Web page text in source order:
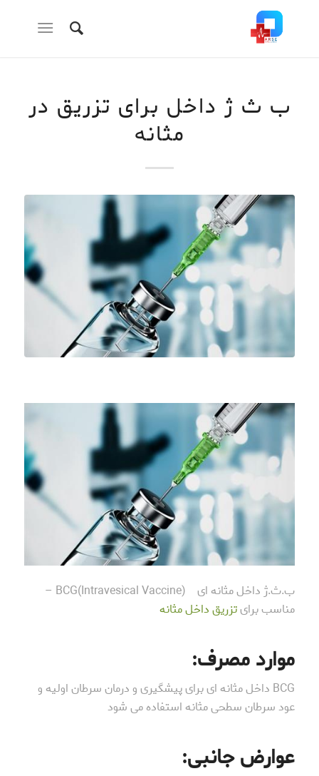
ب ث ژ داخل برای تزریق در
مثانه
ب.ث.ژ داخل مثانه ای (BCG(Intravesical Vaccine –
مناسب برایتزریق داخل مثانه
موارد مصرف:
BCG داخل مثانه ای برای پیشگیری و درمان سرطان اولیه و
عود سرطان سطحی مثانه استفاده می شود
عوارض جانبی: